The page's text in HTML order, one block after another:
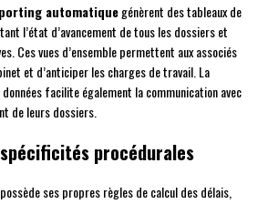
automatiquegénèrent des tableaux de
l’état d’avancement de tous les dossiers et
Ces vues d’ensemble permettent aux associés
et d’anticiper les charges de travail. La
facilite également la communication avec
de leurs dossiers.
procédurales
ses propres règles de calcul des délais,